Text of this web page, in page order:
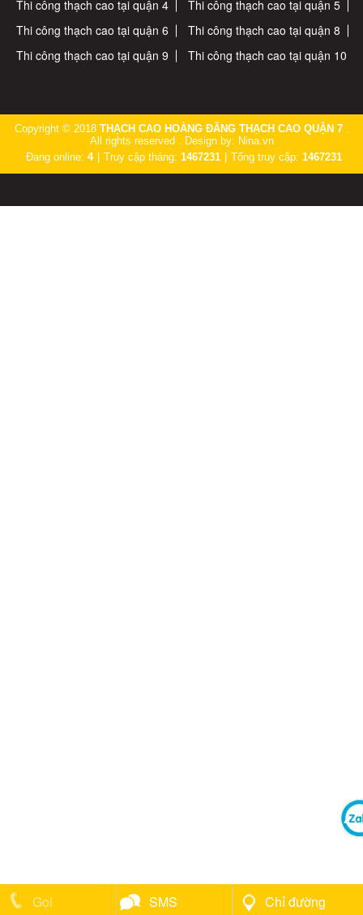
Thi công thạch cao tại quận 4
Thi công thạch cao tại quận 5
Thi công thạch cao tại quận 6
Thi công thạch cao tại quận 8
Thi công thạch cao tại quận 9
Thi công thạch cao tại quận 10
Copyright © 2018 THẠCH CAO HOÀNG ĐĂNG THẠCH CAO QUẬN 7.
All rights reserved . Design by: Nina.vn
Đang online: 4 Truy cập tháng: 1467231 Tổng truy cập: 1467231
Gọi SMS Chỉ đường